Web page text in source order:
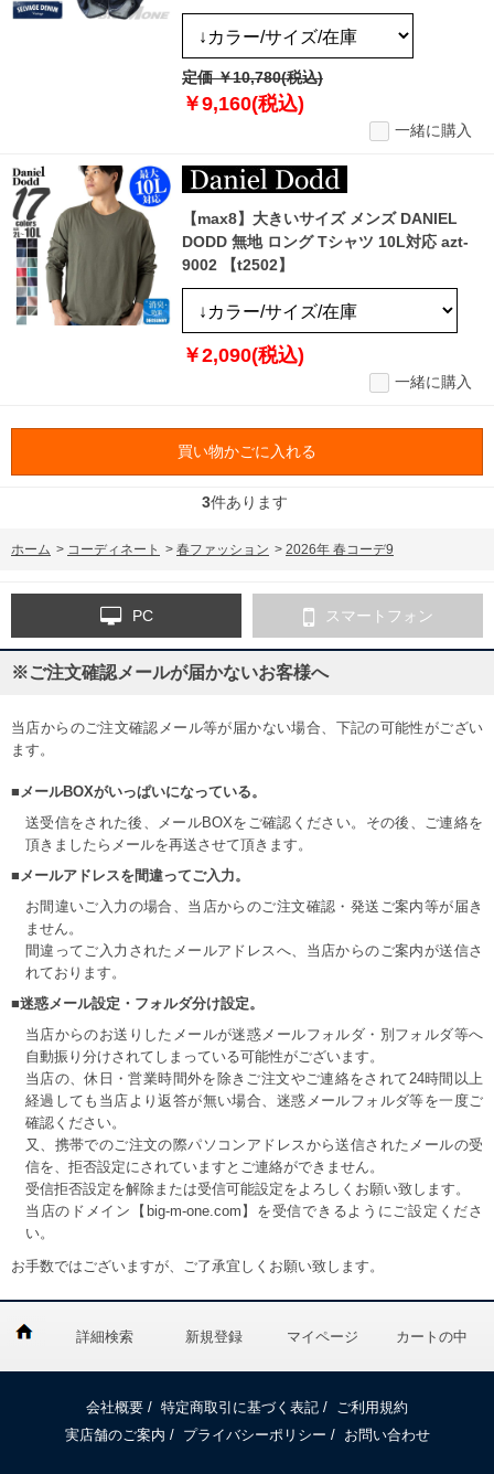
定価 ￥10,780(税込)
￥9,160(税込)
一緒に購入
【max8】大きいサイズ メンズ DANIEL
DODD 無地 ロング Tシャツ 10L対応 azt-
9002 【t2502】
￥2,090(税込)
一緒に購入
買い物かごに入れる
3件あります
ホーム > コーディネート > 春ファッション > 2026年 春コーデ9
PC スマートフォン
※ご注文確認メールが届かないお客様へ
当店からのご注文確認メール等が届かない場合、下記の可能性がござい
ます。
■メールBOXがいっぱいになっている。
送受信をされた後、メールBOXをご確認ください。その後、ご連絡を
頂きましたらメールを再送させて頂きます。
■メールアドレスを間違ってご入力。
お間違いご入力の場合、当店からのご注文確認・発送ご案内等が届き
ません。
間違ってご入力されたメールアドレスへ、当店からのご案内が送信さ
れております。
■迷惑メール設定・フォルダ分け設定。
当店からのお送りしたメールが迷惑メールフォルダ・別フォルダ等へ
自動振り分けされてしまっている可能性がございます。
当店の、休日・営業時間外を除きご注文やご連絡をされて24時間以上
経過しても当店より返答が無い場合、迷惑メールフォルダ等を一度ご
確認ください。
又、携帯でのご注文の際パソコンアドレスから送信されたメールの受
信を、拒否設定にされていますとご連絡ができません。
受信拒否設定を解除または受信可能設定をよろしくお願い致します。
当店のドメイン【big-m-one.com】を受信できるようにご設定くださ
い。
お手数ではございますが、ご了承宜しくお願い致します。
詳細検索 新規登録 マイページ カートの中
会社概要 / 特定商取引に基づく表記 /
ご利用規約
実店舗のご案内 / プライバシーポリシー / お問い合わせ